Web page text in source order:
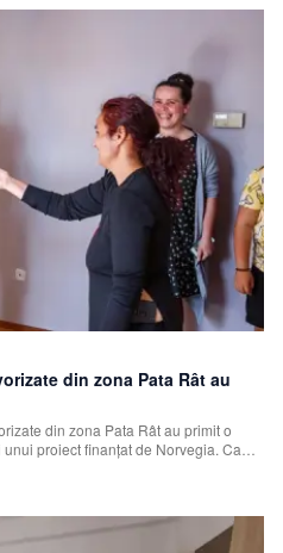
din zona Pata Rât au
din zona Pata Rât au primit o
proiect finanțat de Norvegia. Ca